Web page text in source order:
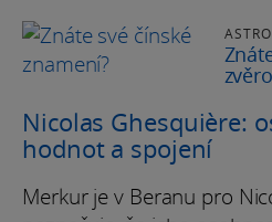
Nicolas Ghesquière:
hodnot a spojení
Merkur je v Beranu pro